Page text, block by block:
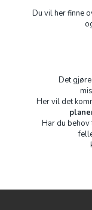
GI TIL
Du vil her finne
Det
Her vil det
Har du